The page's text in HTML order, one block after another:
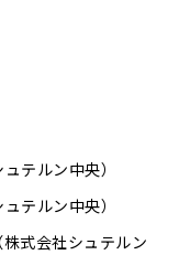
テルン中央）
テルン中央）
式会社シュテルン